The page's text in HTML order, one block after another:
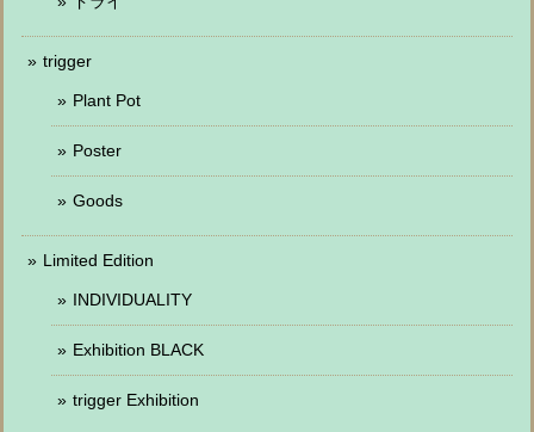
trigger
Plant Pot
Poster
Goods
Limited Edition
INDIVIDUALITY
Exhibition BLACK
trigger Exhibition